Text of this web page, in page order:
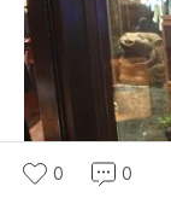
0 0